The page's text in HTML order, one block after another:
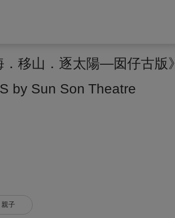
移山．逐太陽—囡仔古版》
by Sun Son Theatre
親子